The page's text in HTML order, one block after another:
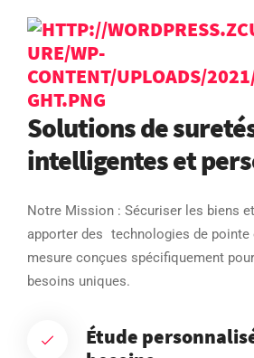
Solutions de
intelligentes et
Notre Mission : Sécuriser les biens
apporter des technologies de pointe
mesure conçues spécifiquement
besoins uniques.
Étude